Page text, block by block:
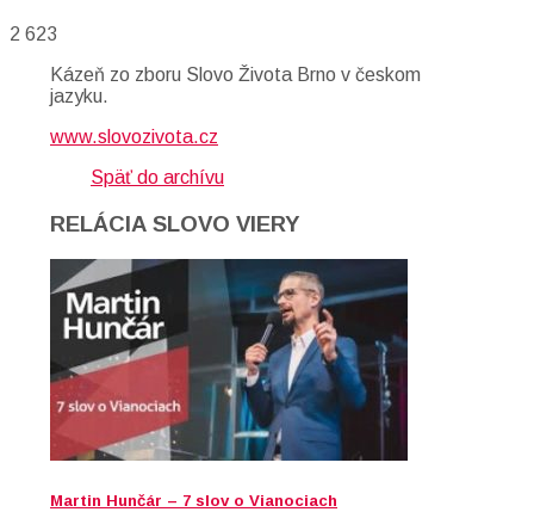
2 623
Kázeň zo zboru Slovo Života Brno v českom
jazyku.
www.slovozivota.cz
Späť do archívu
RELÁCIA SLOVO VIERY
Martin Hunčár – 7 slov o Vianociach